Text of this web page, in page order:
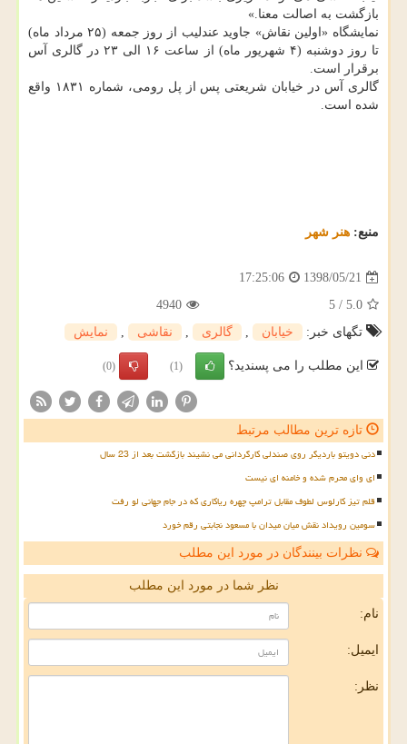
بازگشت به اصالت معنا.»
نمایشگاه «اولین نقاش» جاوید عندلیب از روز جمعه (۲۵ مرداد ماه)
تا روز دوشنبه (۴ شهریور ماه) از ساعت ۱۶ الی ۲۳ در گالری آس
برقرار است.
گالری آس در خیابان شریعتی پس از پل رومی، شماره ۱۸۳۱ واقع
شده است.
منبع: هنر شهر
1398/05/21
17:25:06
5.0
/
5
4940
تگهای خبر:
خیابان , گالری , نقاشی , نمایش
این مطلب را می پسندید؟ (1)
(0)
تازه ترین مطالب مرتبط
دنی دویتو باردیگر روی صندلی کارگردانی می نشیند بازگشت بعد از 23 سال
ای وای محرم شده و خامنه ای نیست
قلم تیز کارلوس لطوف مقابل ترامپ چهره ریاکاری که در جام جهانی لو رفت
سومین رویداد نقش میان میدان با مسعود نجابتی رقم خورد
نظرات بینندگان در مورد این مطلب
نظر شما در مورد این مطلب
نام:
ایمیل:
نظر: